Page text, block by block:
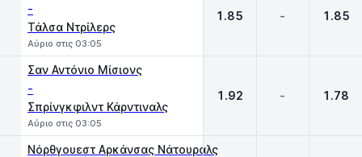
-
Τάλσα Ντρίλερς
Αύριο στις 03:05
1.85 - 1.85
Σαν Αντόνιο Μίσιονς
-
Σπρίνγκφιλντ Κάρντιναλς
Αύριο στις 03:05
1.92 - 1.78
Νόρθγουεστ Αρκάνσας Νάτουραλς